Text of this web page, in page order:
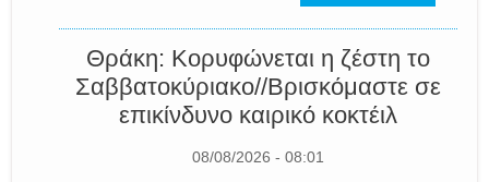
Θράκη: Κορυφώνεται η ζέστη το
Σαββατοκύριακο//Βρισκόμαστε σε
επικίνδυνο καιρικό κοκτέιλ
08/08/2026 - 08:01